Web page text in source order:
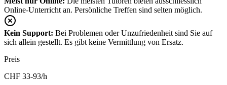
Online-Unterricht an. Persönliche Treffen sind selten möglich.
Kein Support: Bei Problemen oder Unzufriedenheit sind Sie auf
sich allein gestellt. Es gibt keine Vermittlung von Ersatz.
Preis
CHF 33-93/h